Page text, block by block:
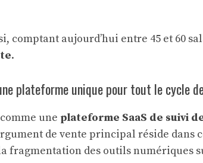
comptant aujourd’hui entre 45 et 60
.
plateforme unique pour tout le cycle
une plateforme SaaS de suivi
de vente principal réside dans
fragmentation des outils numériques